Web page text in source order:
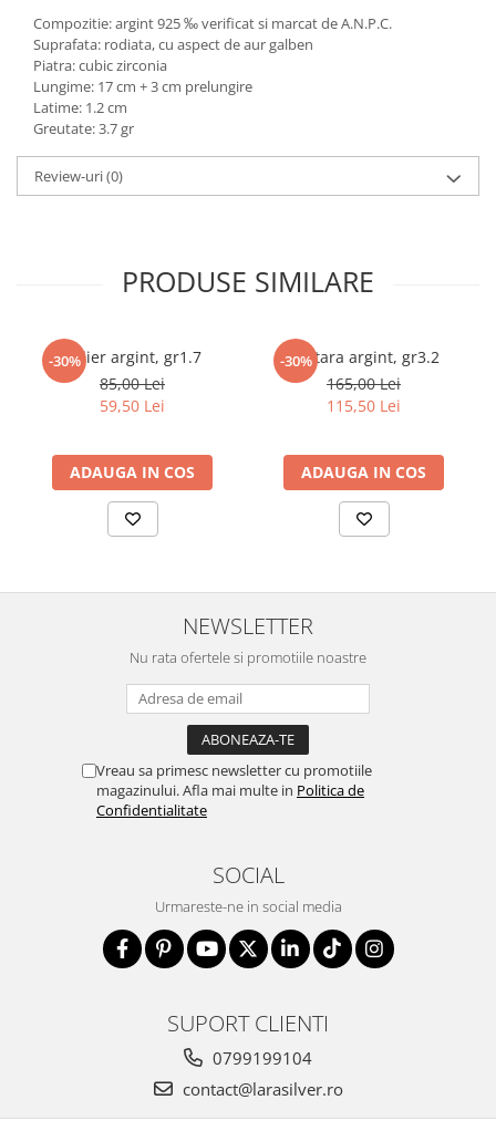
marimea 54
marimea 55
marimea 56
marimea 57
marimea 58
marimea 59
marimea 60
Compozitie: argint 925 ‰ verificat si marcat de A.N.P.C.
Suprafata: rodiata, cu aspect de aur galben
Piatra: cubic zirconia
Lungime: 17 cm + 3 cm prelungire
Latime: 1.2 cm
Greutate: 3.7 gr
Review-uri(0)
PRODUSE SIMILARE
-30%Colier argint, gr1.7
85,00 Lei
59,50 Lei
ADAUGA IN COS
-30%
Bratara argint, gr3.2
165,00 Lei
115,50 Lei
ADAUGA IN COS
NEWSLETTER
Nu rata ofertele si promotiile noastre
Vreau sa primesc newsletter cu promotiile
magazinului. Afla mai multe in Politica de
Confidentialitate
SOCIAL
Urmareste-ne in social media
SUPORT CLIENTI
0799199104
contact@larasilver.ro